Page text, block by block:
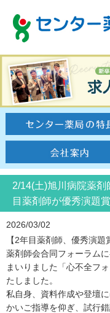
2/14(土)旭川病院薬
目薬剤師が優秀演題
2026/03/02
【2年目薬剤師、優秀演題
薬剤師会合同フォーラム
まいりました「心不全フ
たしました。
私自身、資料作成や登壇
かいご指導を仰ぎ、試行